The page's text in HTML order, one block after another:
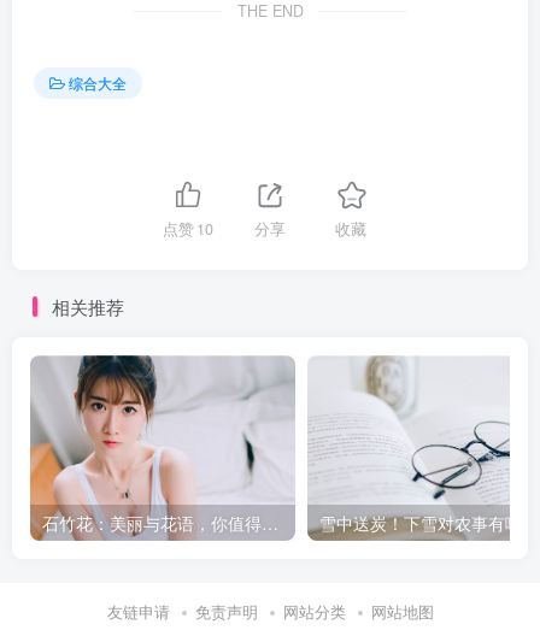
THE END
综合大全
点赞10 分享 收藏
相关推荐
石竹花：美丽与花语，你值得拥有！
友链申请 免责声明 网站分类 网站地图